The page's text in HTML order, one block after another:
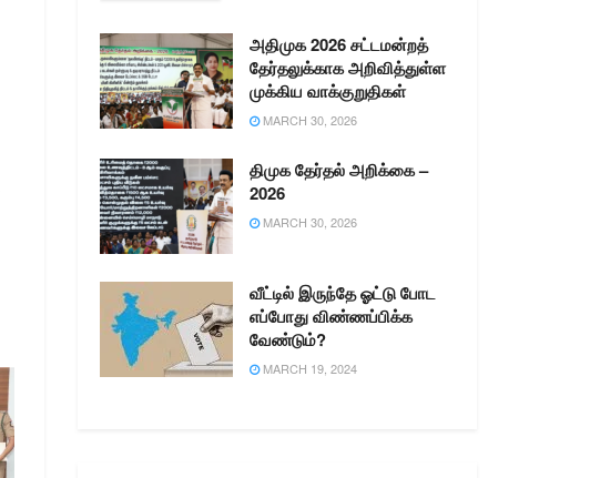
அதிமுக 2026 சட்டமன்றத்
தேர்தலுக்காக அறிவித்துள்ள
முக்கிய வாக்குறுதிகள்
MARCH 30, 2026
திமுக தேர்தல் அறிக்கை –
2026
MARCH 30, 2026
வீட்டில் இருந்தே ஓட்டு போட
எப்போது விண்ணப்பிக்க
வேண்டும்?
MARCH 19, 2024